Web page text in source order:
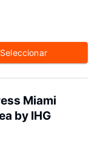
Seleccionar
Miami
by IHG